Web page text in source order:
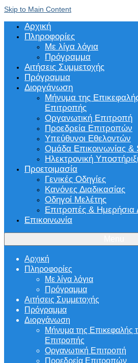
Skip to Main Content
Αρχική
Πληροφορίες
Με λίγα λόγια
Πρόγραμμα
Αιτήσεις Συμμετοχής
Πρόγραμμα
Διοργάνωση
Μήνυμα της
Επιτροπής
Οργανωτική Επιτροπή
Προεδρεία Επιτροπών
Υπεύθυνοι Εθελοντών
Ομάδα Επικοινωνίας &
Ηλεκτρονική
Προετοιμασία
Γενικές Οδηγίες
Κανόνες Διαδικασίας
Οδηγοί Μελέτης
Επιτροπές & Ημερήσια
Επικοινωνία
Αρχική
Πληροφορίες
Με λίγα λόγια
Πρόγραμμα
Αιτήσεις Συμμετοχής
Πρόγραμμα
Διοργάνωση
Μήνυμα της Επικεφαλής
Επιτροπής
Οργανωτική Επιτροπή
Προεδρεία Επιτροπών